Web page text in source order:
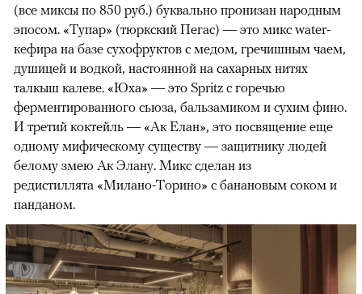
(все миксы по 850 руб.) буквально пронизан народным
эпосом. «Тупар» (тюркский Пегас) — это микс water-
кефира на базе сухофруктов с медом, гречишным чаем,
душицей и водкой, настоянной на сахарных нитях
талкыш калеве. «Юха» — это Spritz с горечью
ферментированного сьюза, бальзамиком и сухим фино.
И третий коктейль — «Ак Елан», это посвящение еще
одному мифическому существу — защитнику людей
белому змею Ак Элану. Микс сделан из
редистиллята «Милано-Торино» с банановым соком и
панданом.